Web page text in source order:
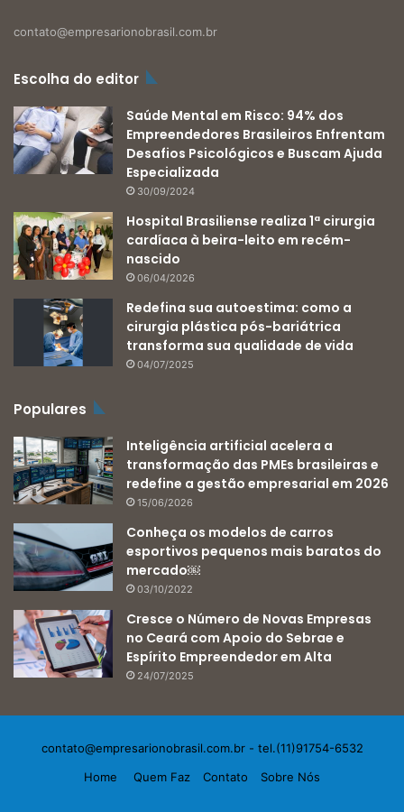
contato@empresarionobrasil.com.br
Escolha do editor
Saúde Mental em Risco: 94% dos
Empreendedores Brasileiros Enfrentam
Desafios Psicológicos e Buscam Ajuda
Especializada
30/09/2024
Hospital Brasiliense realiza 1ª cirurgia
cardíaca à beira-leito em recém-
nascido
06/04/2026
Redefina sua autoestima: como a
cirurgia plástica pós-bariátrica
transforma sua qualidade de vida
04/07/2025
Populares
Inteligência artificial acelera a
transformação das PMEs brasileiras e
redefine a gestão empresarial em 2026
15/06/2026
Conheça os modelos de carros
esportivos pequenos mais baratos do
mercado￼
03/10/2022
Cresce o Número de Novas Empresas
no Ceará com Apoio do Sebrae e
Espírito Empreendedor em Alta
24/07/2025
contato@empresarionobrasil.com.br- tel.(11)91754-6532
Home
Quem Faz Contato Sobre Nós